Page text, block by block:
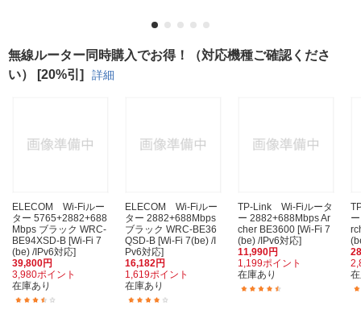
無線ルーター同時購入でお得！（対応機種ご確認くださ
い） [20%引]
詳細
ELECOM Wi-Fiルー
ター 5765+2882+688
Mbps ブラック WRC-
BE94XSD-B [Wi-Fi 7
(be) /IPv6対応]
39,800円
3,980ポイント
在庫あり
ELECOM Wi-Fiルー
ター 2882+688Mbps
ブラック WRC-BE36
QSD-B [Wi-Fi 7(be) /I
Pv6対応]
16,182円
1,619ポイント
在庫あり
TP-Link Wi-Fiルータ
ー 2882+688Mbps Ar
cher BE3600 [Wi-Fi 7
(be) /IPv6対応]
11,990円
1,199ポイント
在庫あり